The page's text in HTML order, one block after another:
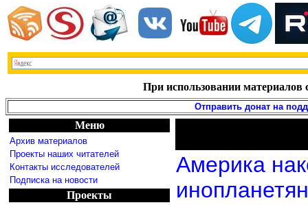
При использовании материалов
Отправить донат на
Меню
Архив материалов
Проекты наших читателей
Контакты исследователей
Подписка на новости
Проекты
Америка
инопланетян